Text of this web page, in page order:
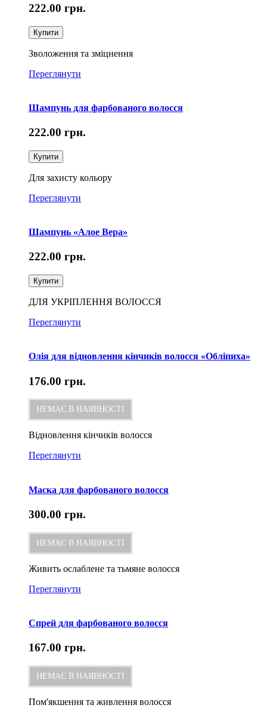
222.00 грн.
Купити
Зволоження та зміцнення
Переглянути
Шампунь для фарбованого волосся
222.00 грн.
Купити
Для захисту кольору
Переглянути
Шампунь «Алое Вера»
222.00 грн.
Купити
ДЛЯ УКРІПЛЕННЯ ВОЛОССЯ
Переглянути
Олія для відновлення кінчиків волосся «Обліпиха»
176.00 грн.
НЕМАЄ В НАЯВНОСТІ
Відновлення кінчиків волосся
Переглянути
Маска для фарбованого волосся
300.00 грн.
НЕМАЄ В НАЯВНОСТІ
Живить ослаблене та тьмяне волосся
Переглянути
Спрей для фарбованого волосся
167.00 грн.
НЕМАЄ В НАЯВНОСТІ
Пом'якшення та живлення волосся